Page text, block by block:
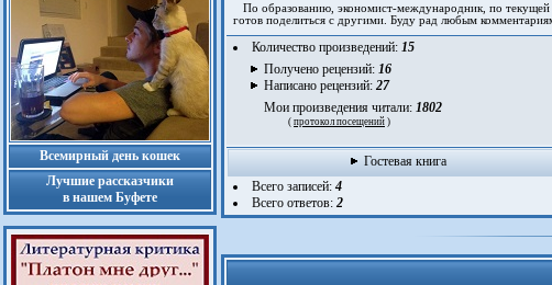
Всемирный день кошек
Лучшие рассказчики
в нашем Буфете
По образованию, экономист-международ­ник,­ по
готов поделиться с другими. Буду рад любым
Количество произведений: 15
Получено рецензий: 16
Написано рецензий: 27
Мои произведения читали: 1802
( протокол посещений )
Гостевая книга
Всего записей: 4
Всего ответов: 2